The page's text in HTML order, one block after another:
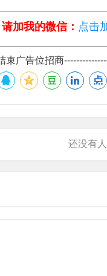
请加我的微信： 点击
束广告位招商